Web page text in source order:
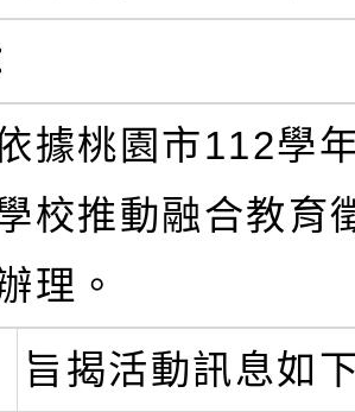
據桃園市112學
校推動融合教育
理。
旨揭活動訊息如